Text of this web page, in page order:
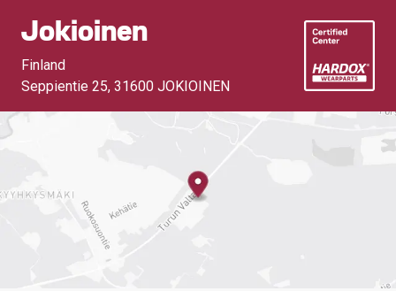
Jokioinen
Finland
Seppientie 25, 31600 JOKIOINEN